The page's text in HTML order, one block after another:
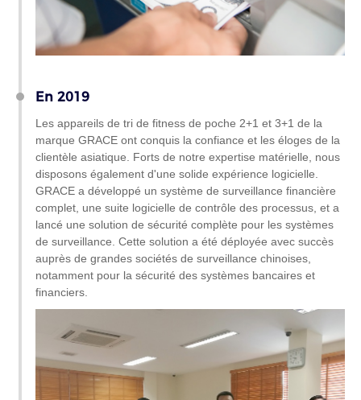
En 2019
Les appareils de tri de fitness de poche 2+1 et 3+1 de la
marque GRACE ont conquis la confiance et les éloges de la
clientèle asiatique. Forts de notre expertise matérielle, nous
disposons également d'une solide expérience logicielle.
GRACE a développé un système de surveillance financière
complet, une suite logicielle de contrôle des processus, et a
lancé une solution de sécurité complète pour les systèmes
de surveillance. Cette solution a été déployée avec succès
auprès de grandes sociétés de surveillance chinoises,
notamment pour la sécurité des systèmes bancaires et
financiers.